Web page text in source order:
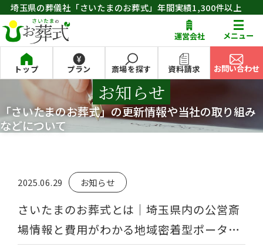
埼玉県の葬儀社「さいたまのお葬式」年間実績1,300件以上
運営会社 メニュー
お問い合わせ
トップ プラン 斎場を探す 資料請求 お問い合わせ
お知らせ
「さいたまのお葬式」の更新情報や当社の取り組み
などについて
2025.06.29 お知らせ
さいたまのお葬式とは｜埼玉県内の公営斎
場情報と費用がわかる地域密着型ポータル